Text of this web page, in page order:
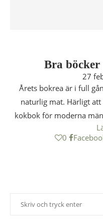
Bra böcker
27
Årets bokrea är i full
naturlig mat. Härligt
kokbok för moderna
0